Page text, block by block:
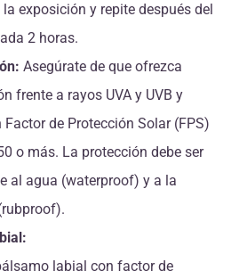
la exposición y repite después del
2 horas.
Asegúrate de que ofrezca
frente a rayos UVA y UVB y
Factor de Protección Solar (FPS)
o más. La protección debe ser
al agua (waterproof) y a la
labial con factor de